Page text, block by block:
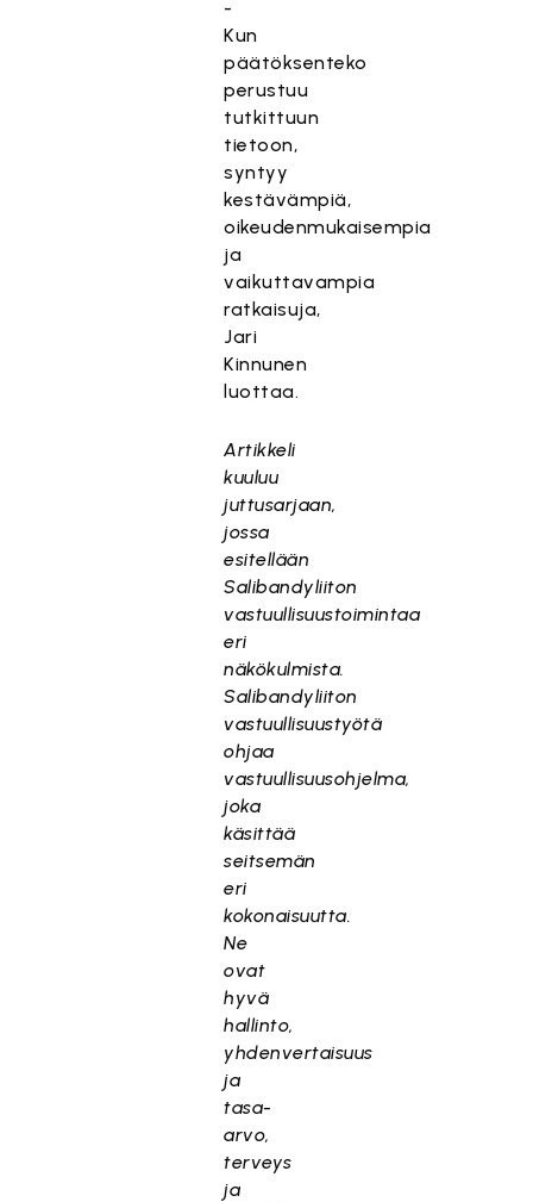
-
Kun
päätöksenteko
perustuu
tutkittuun
tietoon,
syntyy
kestävämpiä,
oikeudenmukaisempia
ja
vaikuttavampia
ratkaisuja,
Jari
Kinnunen
luottaa.
Artikkeli
kuuluu
juttusarjaan,
jossa
esitellään
Salibandyliiton
vastuullisuustoimintaa
eri
näkökulmista.
Salibandyliiton
vastuullisuustyötä
ohjaa
vastuullisuusohjelma,
joka
käsittää
seitsemän
eri
kokonaisuutta.
Ne
ovat
hyvä
hallinto,
yhdenvertaisuus
ja
tasa-
arvo,
terveys
ja